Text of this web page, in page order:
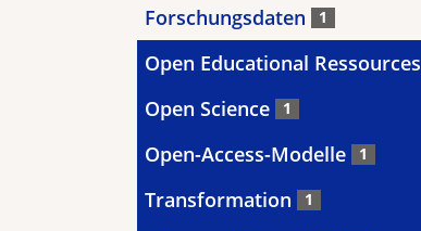
Forschungsdaten 1
Open Educational Ressources
Open Science 1
Open-Access-Modelle 1
Transformation 1